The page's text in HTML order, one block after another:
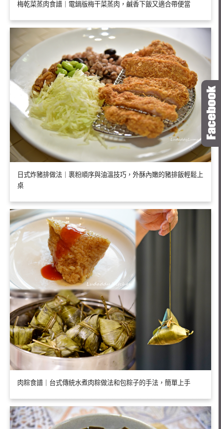
梅乾菜蒸肉食譜｜電鍋版梅干菜蒸肉，鹹香下飯又適合帶便當
日式炸豬排做法｜裹粉順序與油溫技巧，外酥內嫩的豬排飯輕鬆上
桌
肉粽食譜｜台式傳統水煮肉粽做法和包粽子的手法，簡單上手